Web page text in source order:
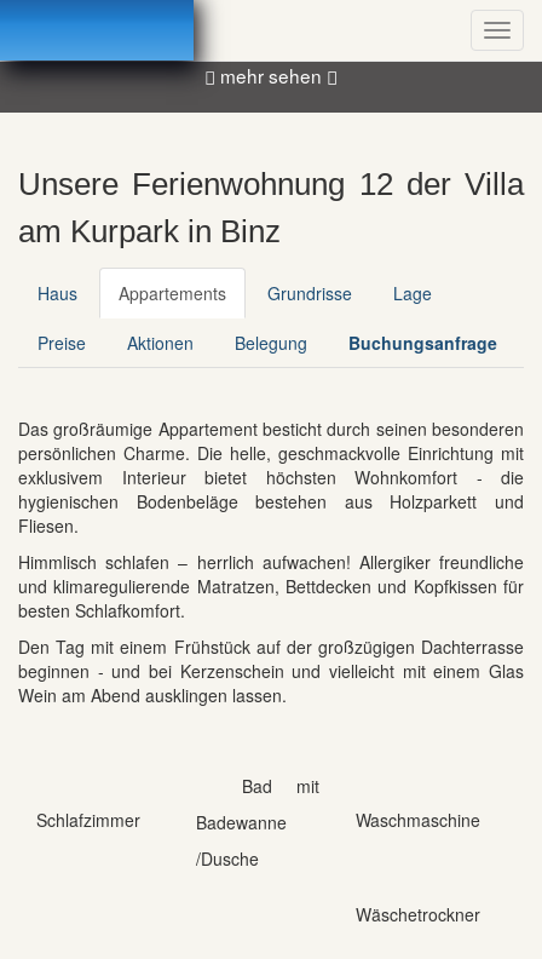
Skip
main
content
Startseite
mehr sehen
Unsere Ferienwohnung 12 der Villa
am Kurpark in Binz
Haus Appartements Grundrisse Lage
Preise Aktionen Belegung Buchungsanfrage
Das großräumige Appartement besticht durch seinen besonderen
persönlichen Charme. Die helle, geschmackvolle Einrichtung mit
exklusivem Interieur bietet höchsten Wohnkomfort - die
hygienischen Bodenbeläge bestehen aus Holzparkett und
Fliesen.
Himmlisch schlafen – herrlich aufwachen! Allergiker freundliche
und klimaregulierende Matratzen, Bettdecken und Kopfkissen für
besten Schlafkomfort.
Den Tag mit einem Frühstück auf der großzügigen Dachterrasse
beginnen - und bei Kerzenschein und vielleicht mit einem Glas
Wein am Abend ausklingen lassen.
Schlafzimmer
Bad mit
Badewanne
/Dusche
Waschmaschine
Wäschetrockner